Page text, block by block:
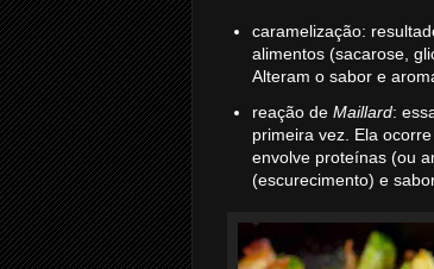
caramelização:
alimentos (sacarose,
Alteram o sabor e
reação de Maillard:
primeira vez. Ela
envolve proteínas (ou
(escurecimento) e